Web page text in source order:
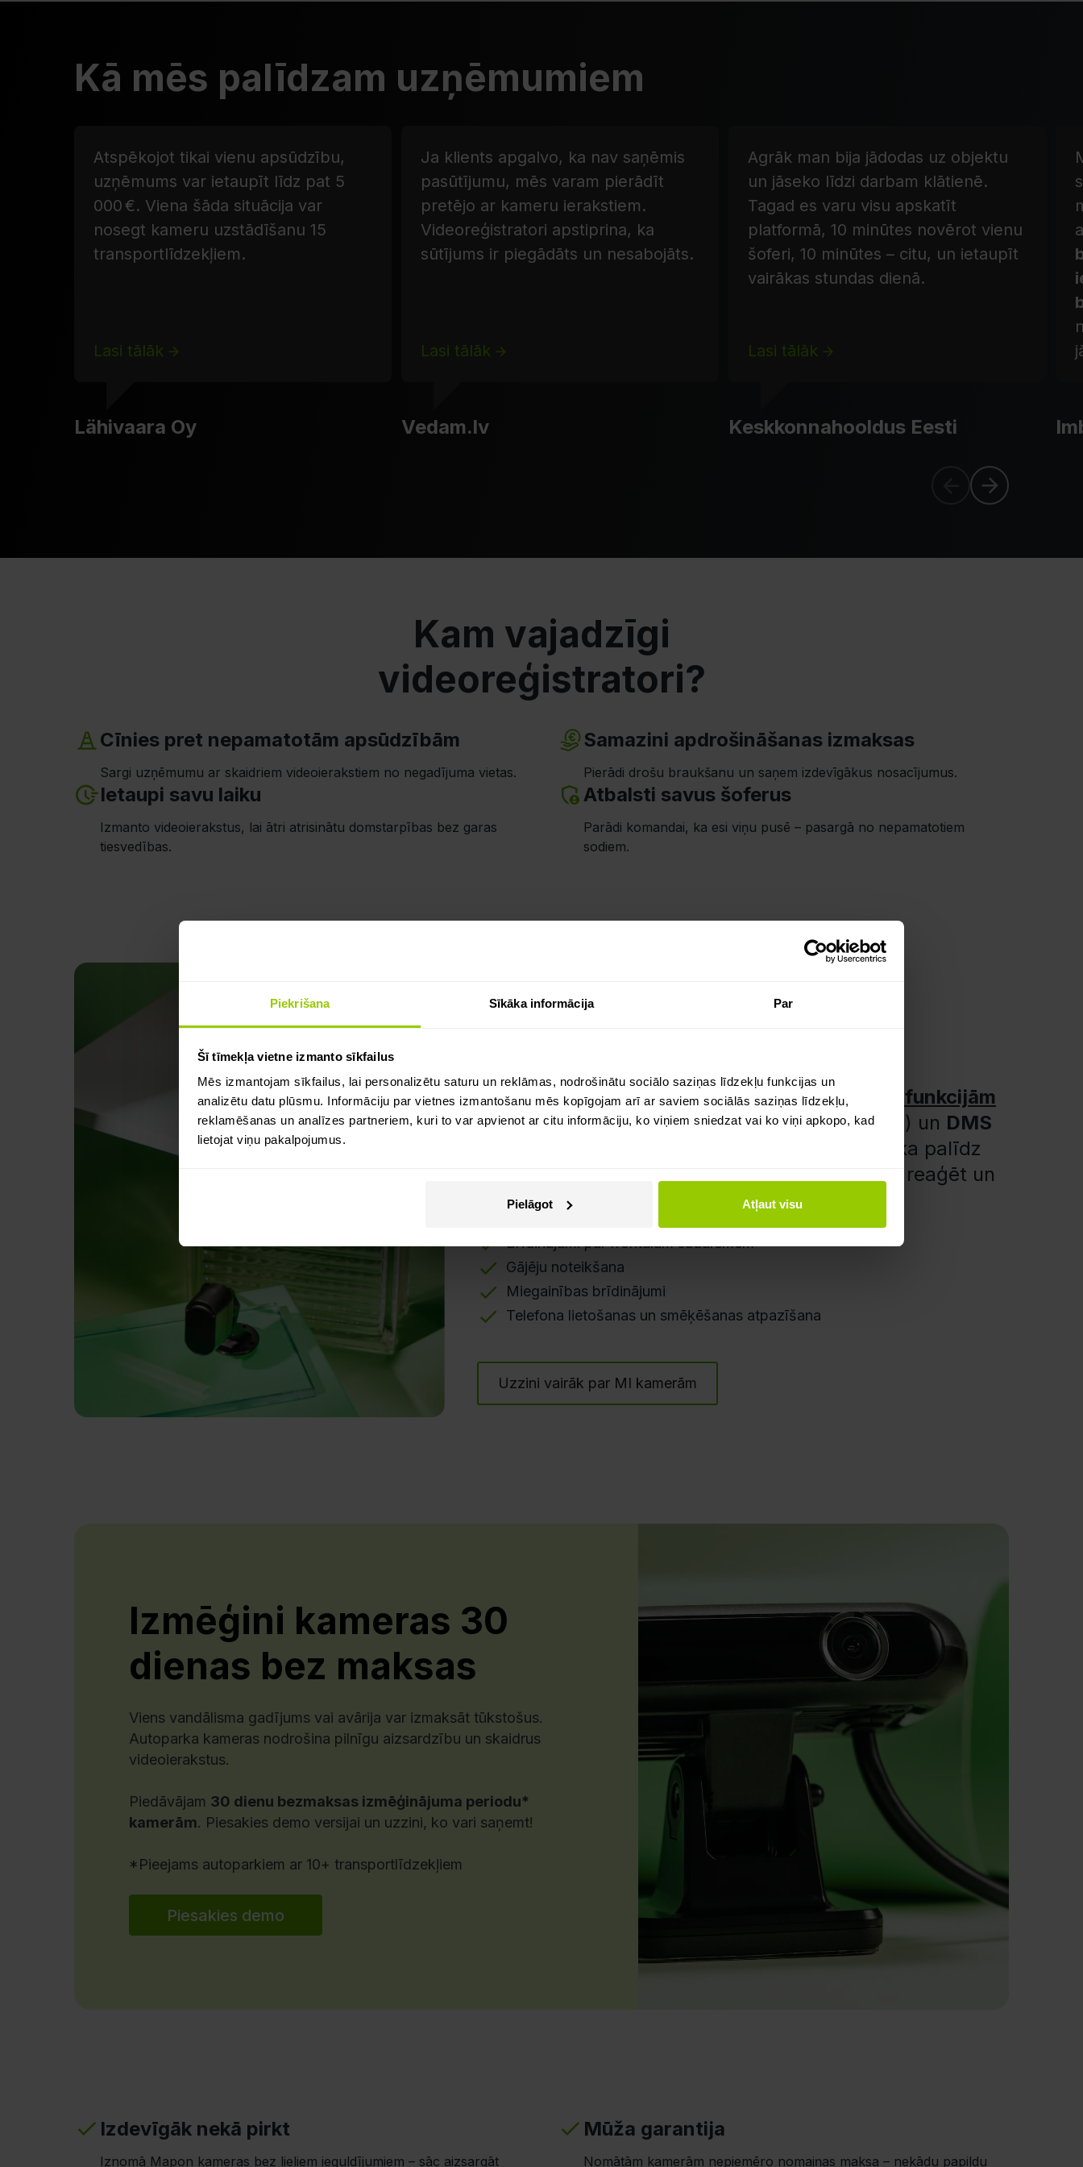
Piekrišana Sīkāka informācija Par
Šī tīmekļa vietne izmanto sīkfailus
Mēs izmantojam sīkfailus, lai personalizētu saturu un reklāmas, nodrošinātu sociālo saziņas līdzekļu funkcijas un
analizētu datu plūsmu. Informāciju par vietnes izmantošanu mēs kopīgojam arī ar saviem sociālās saziņas līdzekļu,
reklamēšanas un analīzes partneriem, kuri to var apvienot ar citu informāciju, ko viņiem sniedzat vai ko viņi apkopo, kad
lietojat viņu pakalpojumus.
Pielāgot Atļaut visu
Kā mēs palīdzam uzņēmumiem
Atspēkojot tikai vienu apsūdzību,
uzņēmums var ietaupīt līdz pat 5
000 €. Viena šāda situācija var
nosegt kameru uzstādīšanu 15
transportlīdzekļiem.
Lasi tālāk
Lähivaara Oy
Ja klients apgalvo, ka nav saņēmis
pasūtījumu, mēs varam pierādīt
pretējo ar kameru ierakstiem.
Videoreģistratori apstiprina, ka
sūtījums ir piegādāts un nesabojāts.
Lasi tālāk
Vedam.lv
Agrāk man bija jādodas uz objektu
un jāseko līdzi darbam klātienē.
Tagad es varu visu apskatīt
platformā, 10 minūtes novērot vienu
šoferi, 10 minūtes – citu, un ietaupīt
vairākas stundas dienā.
Lasi tālāk
Keskkonnahooldus Eesti
Kam vajadzīgi
videoreģistratori?
Cīnies pret nepamatotām apsūdzībām
Sargi uzņēmumu ar skaidriem videoierakstiem no negadījuma vietas.
Samazini apdrošināšanas izmaksas
Pierādi drošu braukšanu un saņem izdevīgākus nosacījumus.
Ietaupi savu laiku
Izmanto videoierakstus, lai ātri atrisinātu domstarpības bez garas
tiesvedības.
Atbalsti savus šoferus
Parādi komandai, ka esi viņu pusē – pasargā no nepamatotiem
sodiem.
Vēl drošāki ceļi ar
Piedāvājam arīkameras ar mākslīgā intelekta funkcijām
–ADAS(Advanced Driver Assistance Systems) un DMS
(Driver Monitoring Systems). MI videotelemātika palīdz
reāllaikā pamanīt kritiskus riskus, lai vari ātrāk reaģēt un
pasargāt savu autoparku.
Brīdinājumi par frontālām sadursmēm
Gājēju noteikšana
Miegainības brīdinājumi
Telefona lietošanas un smēķēšanas atpazīšana
Uzzini vairāk par MI kamerām
Izmēģini kameras 30
dienas bez maksas
Viens vandālisma gadījums vai avārija var izmaksāt tūkstošus.
Autoparka kameras nodrošina pilnīgu aizsardzību un skaidrus
videoierakstus.
Piedāvājam 30 dienu bezmaksas izmēģinājuma periodu*
kamerām. Piesakies demo versijai un uzzini, ko vari saņemt!
*Pieejams autoparkiem ar 10+ transportlīdzekļiem
Piesakies demo
Izdevīgāk nekā pirkt
Iznomā Mapon kameras bez lieliem ieguldījumiem – sāc aizsargāt
Mūža garantija
Nomātām kamerām nepiemēro nomaiņas maksa – nekādu papildu